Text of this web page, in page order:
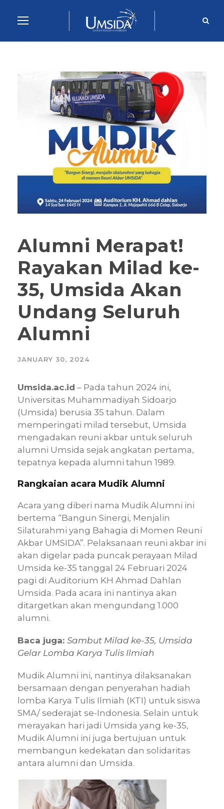
Alumni Merapat!
Rayakan Milad ke-
35, Umsida Akan
Undang Seluruh
Alumni
JANUARY 30, 2024
Umsida.ac.id – Pada tahun 2024 ini,
Universitas Muhammadiyah Sidoarjo
(Umsida) berusia 35 tahun. Dalam
memperingati milad tersebut, Umsida
mengadakan reuni akbar untuk seluruh
alumni Umsida sejak angkatan pertama,
tepatnya kepada alumni tahun 1989.
Rangkaian acara Mudik Alumni
Acara yang diberi nama Mudik Alumni ini
bertema “Bangun Sinergi, Menjalin
Silaturahmi yang Bahagia di Momen Reuni
Akbar UMSIDA”. Pelaksanaan reuni akbar ini
akan digelar pada puncak perayaan Milad
Umsida ke-35 tanggal 24 Februari 2024
pagi di Auditorium KH Ahmad Dahlan
Umsida. Pada acara ini nantinya akan
ditargetkan akan mengundang 1.000
alumni.
Baca juga: Sambut Milad ke-35, Umsida
Gelar Lomba Karya Tulis Ilmiah
Mudik Alumni ini, nantinya dilaksanakan
bersamaan dengan penyerahan hadiah
lomba Karya Tulis Ilmiah (KTI) untuk siswa
SMA/ sederajat se-Indonesia. Selain untuk
merayakan hari jadi Umsida yang ke-35,
Mudik Alumni ini juga bertujuan untuk
membangun kedekatan dan solidaritas
antara alumni dan Umsida.